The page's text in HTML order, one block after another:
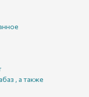
, а также